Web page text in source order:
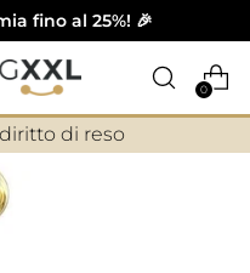
fino al 25%! 🎉
0
✕
di reso